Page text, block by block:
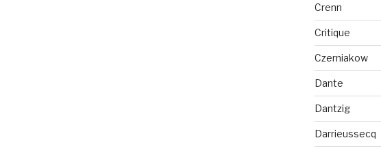
Crenn
Critique
Czerniakow
Dante
Dantzig
Darrieussecq